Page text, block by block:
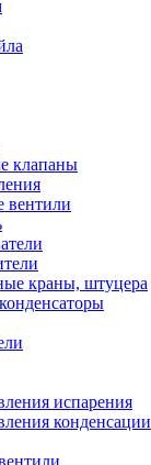
клапаны
краны, штуцера
испарения
конденсации